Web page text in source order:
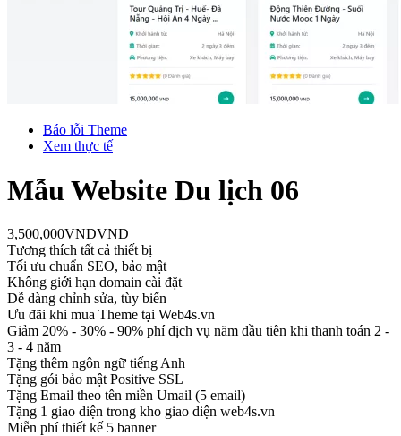
Báo lỗi Theme
Xem thực tế
Mẫu Website Du lịch 06
3,500,000VNDVND
Tương thích tất cả thiết bị
Tối ưu chuẩn SEO, bảo mật
Không giới hạn domain cài đặt
Dễ dàng chỉnh sửa, tùy biến
Ưu đãi khi mua Theme tại Web4s.vn
Giảm 20% - 30% - 90% phí dịch vụ năm đầu tiên khi thanh toán 2 -
3 - 4 năm
Tặng thêm ngôn ngữ tiếng Anh
Tặng gói bảo mật Positive SSL
Tặng Email theo tên miền Umail (5 email)
Tặng 1 giao diện trong kho giao diện web4s.vn
Miễn phí thiết kế 5 banner